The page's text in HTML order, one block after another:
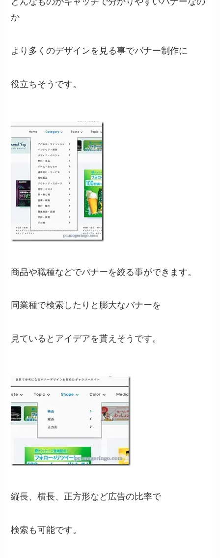
か
より多くのデザインを見る事でバナー制作に
役立ちそうです。
商品や職種などでバナーを絞る事ができます。
同業種で検索したりと膨大なバナーを
見ているとアイデアを貰えそうです。
縦長、横長、正方形など広告の比率で
検索も可能です。